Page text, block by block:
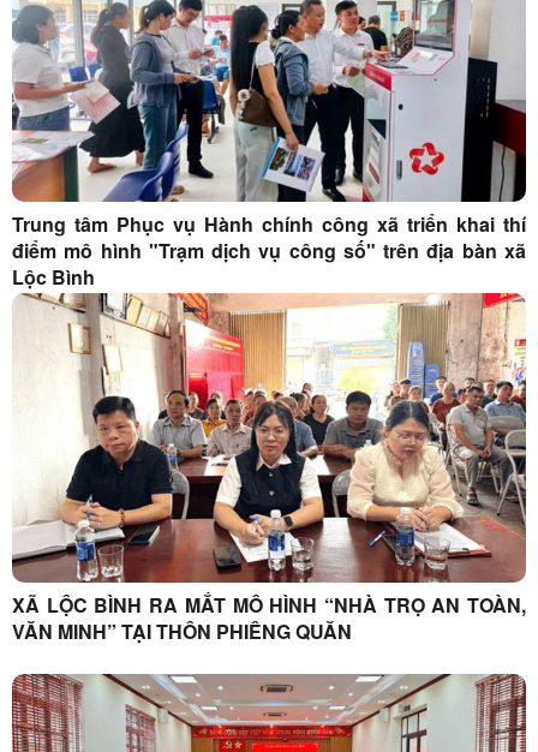
Trung tâm Phục vụ Hành chính công xã triển khai thí
điểm mô hình "Trạm dịch vụ công số" trên địa bàn xã
Lộc Bình
XÃ LỘC BÌNH RA MẮT MÔ HÌNH “NHÀ TRỌ AN TOÀN,
VĂN MINH” TẠI THÔN PHIÊNG QUĂN